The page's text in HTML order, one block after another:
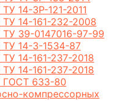
14-3Р-121-2011
14-161-232-2008
39-0147016-97-99
14-3-1534-87
14-161-237-2018
14-161-237-2018
ГОСТ 633-80
компрессорных